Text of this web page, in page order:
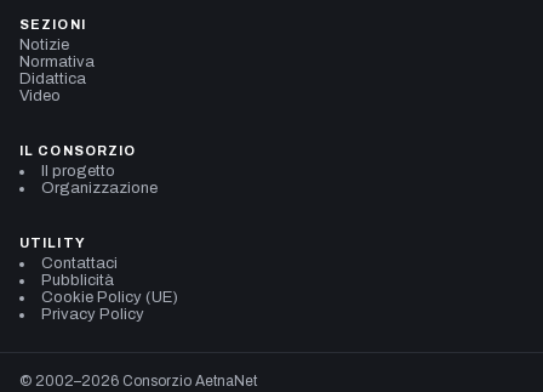
SEZIONI
Notizie
Normativa
Didattica
Video
IL CONSORZIO
Il progetto
Organizzazione
UTILITY
Contattaci
Pubblicità
Cookie Policy (UE)
Privacy Policy
© 2002–2026 Consorzio AetnaNet